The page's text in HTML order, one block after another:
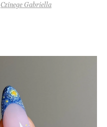
Czinege Gabriella